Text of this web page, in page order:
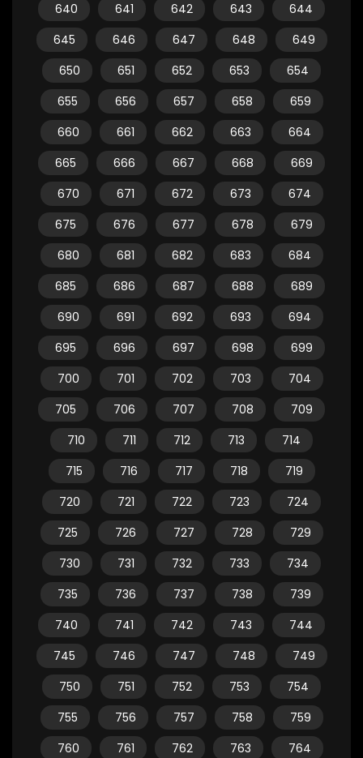
640
641 642 643
644
645
646 647 648
649
650
651 652 653
654
655
656 657 658
659
660
661 662 663
664
665
666 667 668
669
670
671 672 673
674
675
676 677 678
679
680
681 682 683
684
685
686 687 688
689
690
691 692 693
694
695
696 697 698
699
700
701 702 703
704
705
706 707 708
709
710
711 712 713
714
715
716 717 718
719
720
721 722 723
724
725
726 727 728
729
730
731 732 733
734
735
736 737 738
739
740
741 742 743
744
745
746 747 748
749
750
751 752 753
754
755
756 757 758
759
760
761 762 763
764